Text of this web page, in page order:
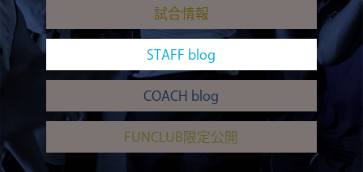
試合情報
STAFF blog
COACH blog
FUNCLUB限定公開